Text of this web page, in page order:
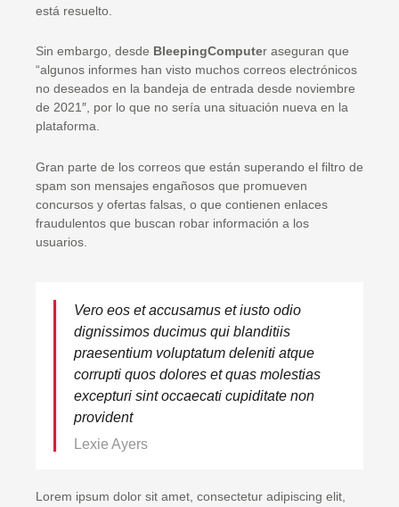
está resuelto.
Sin embargo, desde BleepingComputer aseguran que
“algunos informes han visto muchos correos electrónicos
no deseados en la bandeja de entrada desde noviembre
de 2021″, por lo que no sería una situación nueva en la
plataforma.
Gran parte de los correos que están superando el filtro de
spam son mensajes engañosos que promueven
concursos y ofertas falsas, o que contienen enlaces
fraudulentos que buscan robar información a los
usuarios.
Vero eos et accusamus et iusto odio
dignissimos ducimus qui blanditiis
praesentium voluptatum deleniti atque
corrupti quos dolores et quas molestias
excepturi sint occaecati cupiditate non
provident
Lexie Ayers
Lorem ipsum dolor sit amet, consectetur adipiscing elit,